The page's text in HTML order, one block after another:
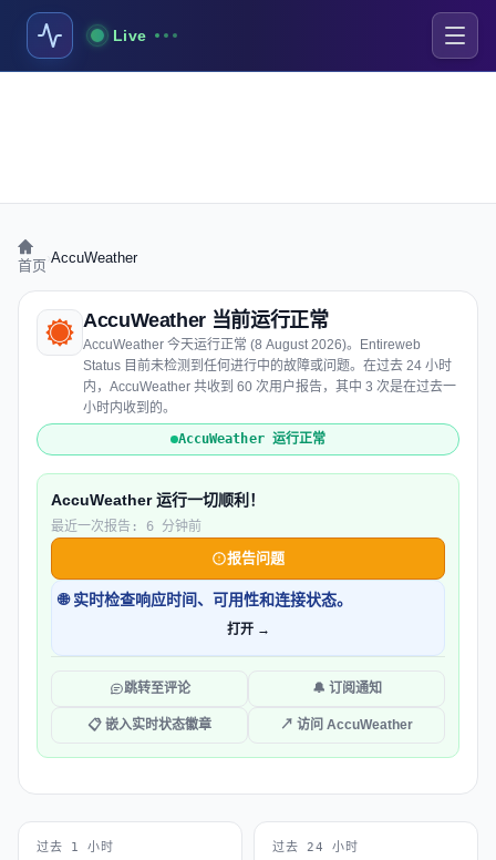
Live
首页 AccuWeather
AccuWeather 当前运行正常
AccuWeather 今天运行正常 (8 August 2026)。Entireweb
Status 目前未检测到任何进行中的故障或问题。在过去 24 小时
内，AccuWeather 共收到 60 次用户报告，其中 3 次是在过去一
小时内收到的。
AccuWeather 运行正常
AccuWeather 运行一切顺利！
最近一次报告: 6 分钟前
报告问题
🌐 实时检查响应时间、可用性和连接状态。
打开 →
跳转至评论 🔔 订阅通知
📋 嵌入实时状态徽章 ↗ 访问 AccuWeather
过去 1 小时 过去 24 小时